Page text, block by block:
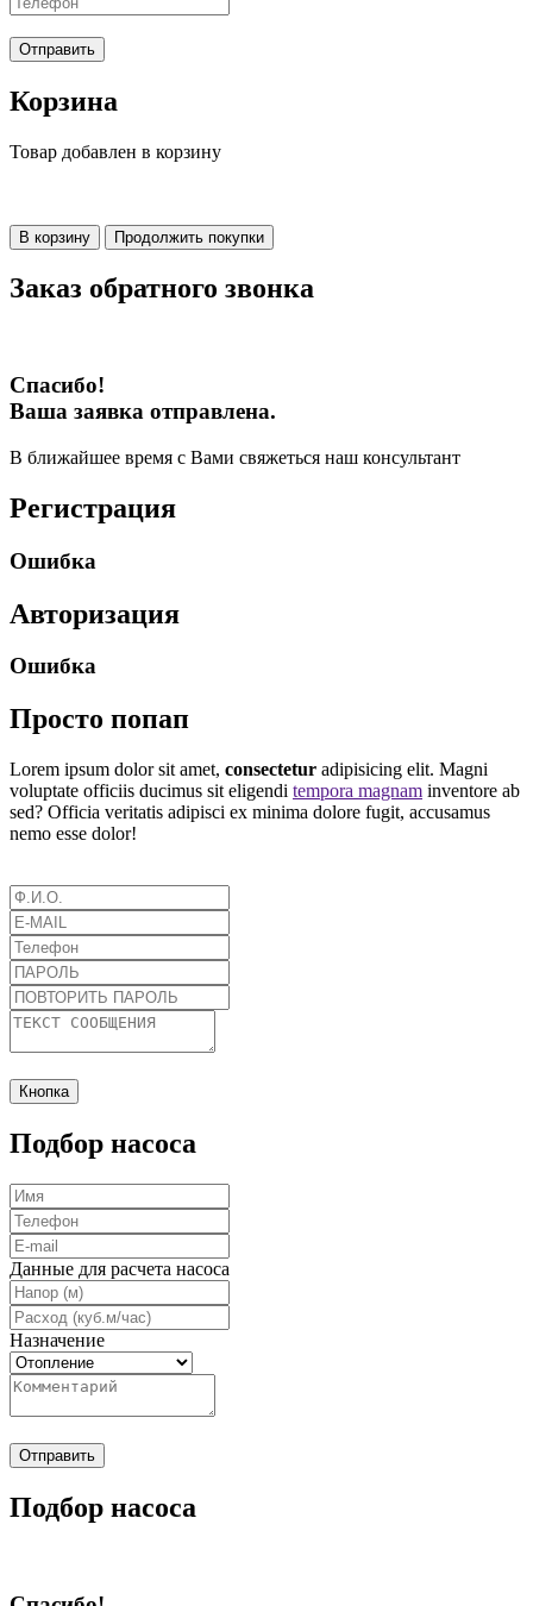
Отправить
Корзина
Товар добавлен в корзину
В корзину Продолжить покупки
Заказ обратного звонка
Спасибо!
Ваша заявка отправлена.
В ближайшее время с Вами свяжеться наш консультант
Регистрация
Ошибка
Авторизация
Ошибка
Просто попап
Lorem ipsum dolor sit amet, consectetur adipisicing elit. Magni
voluptate officiis ducimus sit eligendi tempora magnam inventore ab
sed? Officia veritatis adipisci ex minima dolore fugit, accusamus
nemo esse dolor!
Кнопка
Подбор насоса
Данные для расчета насоса
Назначение
Отправить
Подбор насоса